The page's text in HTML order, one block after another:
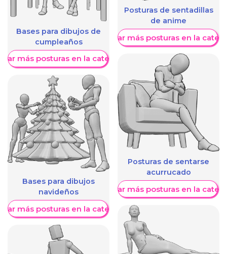
Bases para dibujos de
cumpleaños
más posturas en la categoría
Bases para dibujos
navideños
más posturas en la categoría
Posturas de sentadillas
de anime
Mostrar más posturas en la
Posturas de sentarse
acurrucado
Mostrar más posturas en la